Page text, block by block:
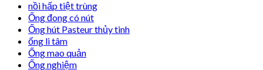
nồi hấp tiệt trùng
Ống đong có nút
Ống hút Pasteur thủy tinh
ống li tâm
Ống mao quản
Ống nghiệm